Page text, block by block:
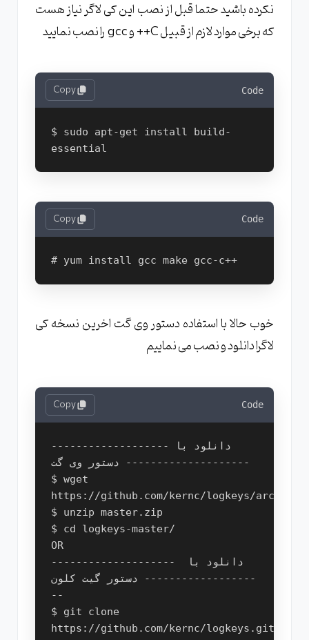
نکرده باشید حتما قبل از نصب این کی لاگر نیاز هست
که برخی موارد لازم از قبیل C++ و gcc را نصب نمایید
Code
Copy
$ sudo apt-get install build-
Code
Copy
خوب حالا با استفاده دستور وی گت اخرین نسخه کی
لاگرا دانلود و نصب می نماییم
Code
Copy
-------------------دانلود با
دستور وی گت --------------------
$ wget
https://github.com/kernc/logkeys/archive/
$ unzip master.zip
$ cd logkeys-master/
OR
-------------------- دانلود با
دستور گیت کلون ------------------
--
$ git clone
https://github.com/kernc/logkeys.git